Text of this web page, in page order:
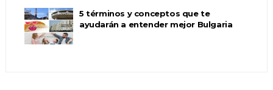
5 términos y conceptos que te
ayudarán a entender mejor Bulgaria